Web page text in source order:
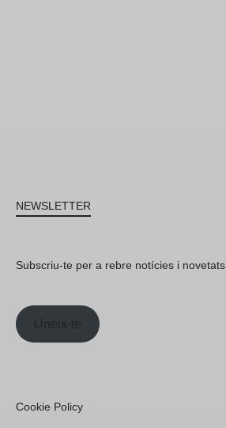
NEWSLETTER
Subscriu-te per a rebre notícies i novetats.
Uneix-te
Cookie Policy